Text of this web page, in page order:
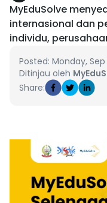
My Cart
Profile
MyEduSolve
internasional dan
individu,
Posted: Monday,
Ditinjau oleh
Share: